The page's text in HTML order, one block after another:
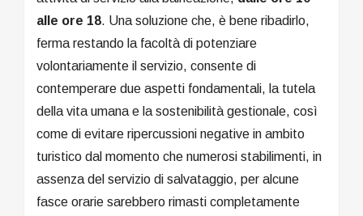
alle ore 18. Una soluzione che, è bene ribadirlo,
ferma restando la facoltà di potenziare
volontariamente il servizio, consente di
contemperare due aspetti fondamentali, la tutela
della vita umana e la sostenibilità gestionale, così
come di evitare ripercussioni negative in ambito
turistico dal momento che numerosi stabilimenti, in
assenza del servizio di salvataggio, per alcune
fasce orarie sarebbero rimasti completamente